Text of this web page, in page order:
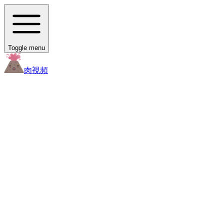
Toggle menu
肉視頻